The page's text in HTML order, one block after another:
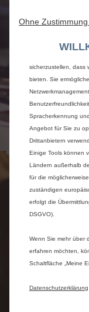
Ohne
sicherzustellen, dass
bieten. Sie
Spracherkennung
Angebot für Sie zu
Drittanbietern
Einige Tools können
Ländern außerhalb
für die
zuständigen
erfolgt die
DSGVO).
Wenn Sie mehr über
erfahren möchten,
Schaltfläche „Meine
Datenschutzerklärung